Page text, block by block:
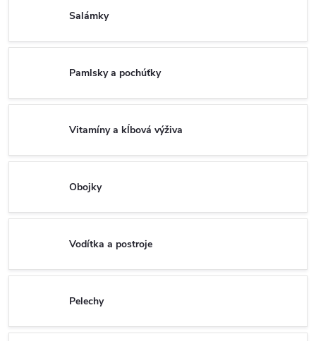
Salámky
Pamlsky a pochúťky
Vitamíny a kĺbová výživa
Obojky
Vodítka a postroje
Pelechy